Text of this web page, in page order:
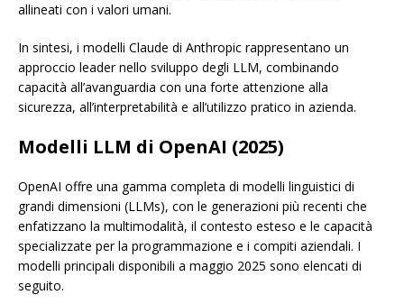
allineati con i valori umani.
In sintesi, i modelli Claude di Anthropic rappresentano un
approccio leader nello sviluppo degli LLM, combinando
capacità all’avanguardia con una forte attenzione alla
sicurezza, all’interpretabilità e all’utilizzo pratico in azienda.
Modelli LLM di OpenAI (2025)
OpenAI offre una gamma completa di modelli linguistici di
grandi dimensioni (LLMs), con le generazioni più recenti che
enfatizzano la multimodalità, il contesto esteso e le capacità
specializzate per la programmazione e i compiti aziendali. I
modelli principali disponibili a maggio 2025 sono elencati di
seguito.